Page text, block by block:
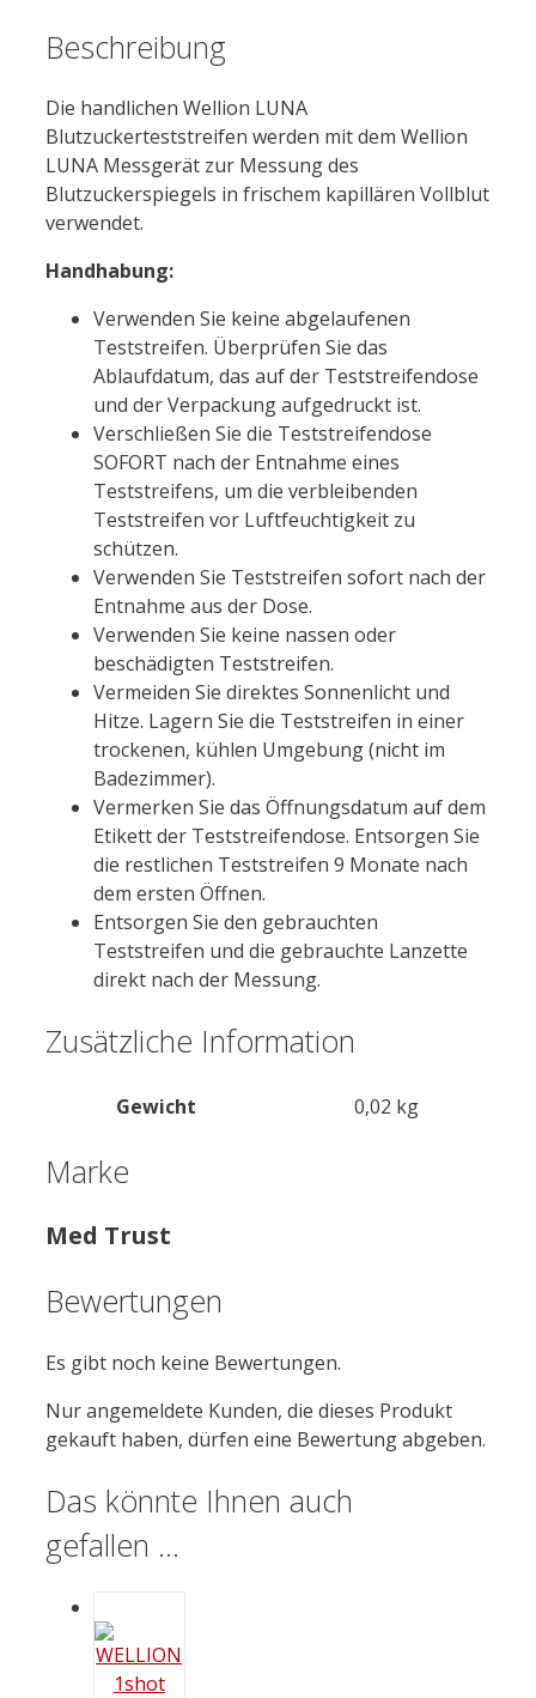
Beschreibung
Die handlichen Wellion LUNA
Blutzuckerteststreifen werden mit dem Wellion
LUNA Messgerät zur Messung des
Blutzuckerspiegels in frischem kapillären Vollblut
verwendet.
Handhabung:
Verwenden Sie keine abgelaufenen
Teststreifen. Überprüfen Sie das
Ablaufdatum, das auf der Teststreifendose
und der Verpackung aufgedruckt ist.
Verschließen Sie die Teststreifendose
SOFORT nach der Entnahme eines
Teststreifens, um die verbleibenden
Teststreifen vor Luftfeuchtigkeit zu
schützen.
Verwenden Sie Teststreifen sofort nach der
Entnahme aus der Dose.
Verwenden Sie keine nassen oder
beschädigten Teststreifen.
Vermeiden Sie direktes Sonnenlicht und
Hitze. Lagern Sie die Teststreifen in einer
trockenen, kühlen Umgebung (nicht im
Badezimmer).
Vermerken Sie das Öffnungsdatum auf dem
Etikett der Teststreifendose. Entsorgen Sie
die restlichen Teststreifen 9 Monate nach
dem ersten Öffnen.
Entsorgen Sie den gebrauchten
Teststreifen und die gebrauchte Lanzette
direkt nach der Messung.
Zusätzliche Information
Gewicht 0,02 kg
Marke
Med Trust
Bewertungen
Es gibt noch keine Bewertungen.
Nur angemeldete Kunden, die dieses Produkt
gekauft haben, dürfen eine Bewertung abgeben.
Das könnte Ihnen auch
gefallen …